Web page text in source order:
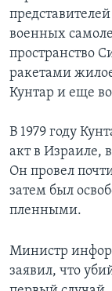
военных
пространство
ракетами
Кунтар и еще
В 1979 году
акт в Израиле,
Он провел
затем был
пленными.
Министр
заявил, что